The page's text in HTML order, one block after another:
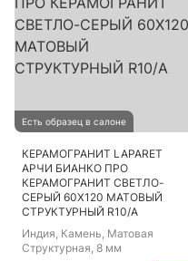
Есть образец в салоне
КЕРАМОГРАНИТ LAPARET
АРЧИ БИАНКО ПРО
КЕРАМОГРАНИТ СВЕТЛО-
СЕРЫЙ 60Х120 МАТОВЫЙ
СТРУКТУРНЫЙ R10/A
Индия, Камень, Матовая
Структурная, 8 мм